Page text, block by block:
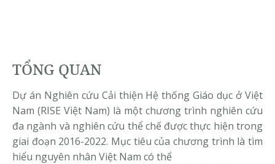
TỔNG QUAN
Dự án Nghiên cứu Cải thiện Hệ thống Giáo dục ở Việt
Nam (RISE Việt Nam) là một chương trình nghiên cứu
đa ngành và nghiên cứu thể chế được thực hiện trong
giai đoạn 2016-2022. Mục tiêu của chương trình là tìm
hiểu nguyên nhân Việt Nam có thể